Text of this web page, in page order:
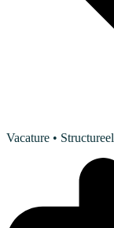
Vacature • Structureel